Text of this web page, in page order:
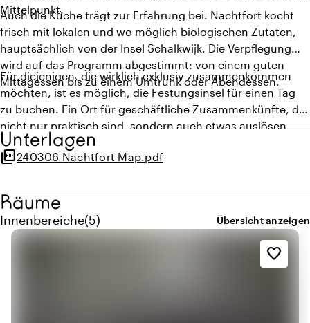
Mittelpunkt.
Auch die Küche trägt zur Erfahrung bei. Nachtfort kocht
frisch mit lokalen und wo möglich biologischen Zutaten,
hauptsächlich von der Insel Schalkwijk. Die Verpflegung
wird auf das Programm abgestimmt: von einem guten
Mittagessen bis zu einem Umtrunk oder Abendessen.
Für diejenigen, die wirklich exklusiv zusammenkommen
möchten, ist es möglich, die Festungsinsel für einen Tag
zu buchen. Ein Ort für geschäftliche Zusammenkünfte, die
nicht nur praktisch sind, sondern auch etwas auslösen.
Unterlagen
picture_as_pdf240306 Nachtfort Map.pdf
Räume
Innenbereiche
Menge innenbereiche: 5
(5) Übersicht anzeigen
favorite_border